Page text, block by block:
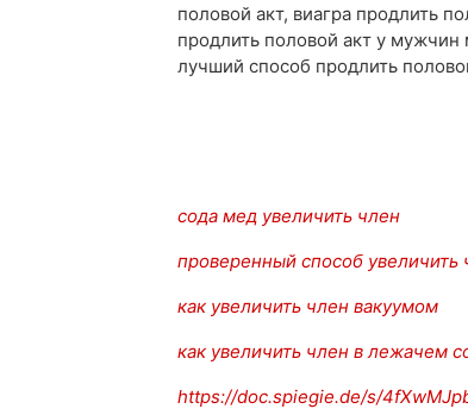
половой акт, виагра продлить
продлить половой акт у
лучший способ продлить
сода мед увеличить член
проверенный способ увеличить
как увеличить член вакуумом
как увеличить член в лежачем
https://doc.spiegie.de/s/